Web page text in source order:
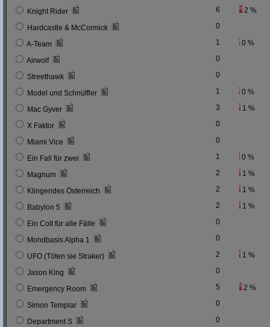
Knight Rider 6 2 %
Hardcastle & McCormick 0
A-Team 1 0 %
Airwolf 0
Streethawk 0
Model und Schnüffler 1 0 %
Mac Gyver 3 1 %
X Faktor 0
Miami Vice 0
Ein Fall für zwei 1 0 %
Magnum 2 1 %
Klingendes Österreich 2 1 %
Babylon 5 2 1 %
Ein Colt für alle Fälle 0
Mondbasis Alpha 1 0
UFO (Töten sie Straker) 2 1 %
Jason King 0
Emergency Room 5 2 %
Simon Templar 0
Department S 0